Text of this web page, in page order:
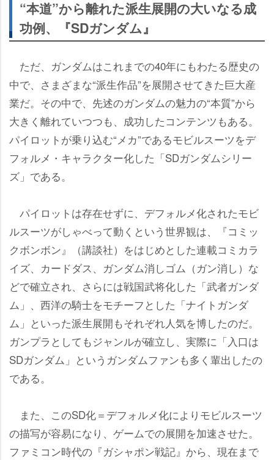
“本道”から離れた派生展開の大いなる成
功例、『SDガンダム』
ただ、ガンダムはこれまでの40年にもわたる歴史の
中で、さまざまな“派生作品”を展開させてきた巨大産
業だ。その中で、先述のガンダムの魅力の“本質”から
大きく離れていつつも、成功したコンテンツもある。
パイロットが乗り込む“メカ”であるモビルスーツをデ
フォルメ・キャラクター化した「SDガンダムシリー
ズ」である。
パイロットは存在せずに、デフォルメ化されたモビ
ルスーツがしゃべって動くという世界観は、『コミッ
クボンボン』（講談社）をはじめとした連載コミカラ
イズ、カードダス、ガンダム消しゴム（ガン消し）な
どで確立され、さらには戦国武将化した「武者ガンダ
ム」、西洋の騎士をモチーフとした「ナイトガンダ
ム」といった派生展開もそれぞれ人気を博したのだ。
ガンプラとしてもジャンルが確立し、実際に「入口は
SDガンダム」というガンダムファンも多く輩出したの
である。
また、このSD化＝デフォルメ化によりモビルスーツ
の描写が容易になり、ゲームでの展開を加速させた。
ファミコン時代の『ガシャポン戦記』から、現在まで